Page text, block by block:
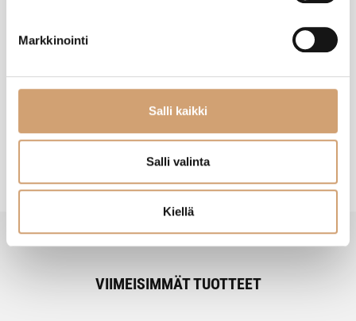
Markkinointi
Salli kaikki
Salli valinta
Kiellä
Arvostelija ei jättänyt kommenttia
VIIMEISIMMÄT TUOTTEET